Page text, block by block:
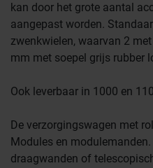
kan door het grote aantal
aangepast worden.
zwenkwielen, waarvan 2
mm met soepel grijs rubber
Ook leverbaar in 1000 en
De verzorgingswagen met
Modules en
draagwanden of
Afvalinzamelaars
Farmaceutische